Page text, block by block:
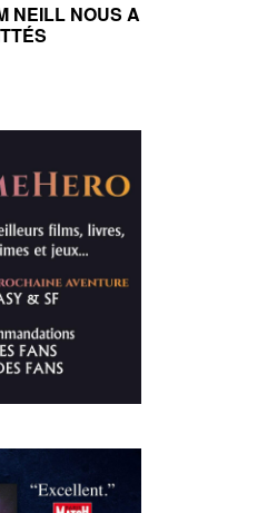
NEILL NOUS A